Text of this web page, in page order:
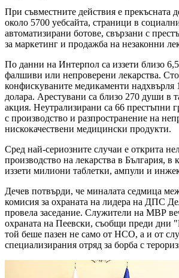
При съвместните действия е прекъсната
около 5700 уебсайта, страници в
автоматизирани ботове, свързани с
за маркетинг и продажба на незаконни
По данни на Интерпол са иззети близо
фалшиви или непроверени лекарства.
конфискуваните медикаменти надхвърля
долара. Арестувани са близо 270 души в
акция. Неутрализирани са 66 престъпни
с производство и разпространение на
нискокачествени медицински продукти.
Сред най-сериозните случаи е открита
производство на лекарства в България, в
иззети милиони таблетки, ампули и
Дечев потвърди, че миналата седмица
комисия за охраната на лидера на ДПС
провела заседание. Служители на МВР
охраната на Пеевски, съобщи преди дни
той беше пазен не само от НСО, а и от
специализирания отряд за борба с